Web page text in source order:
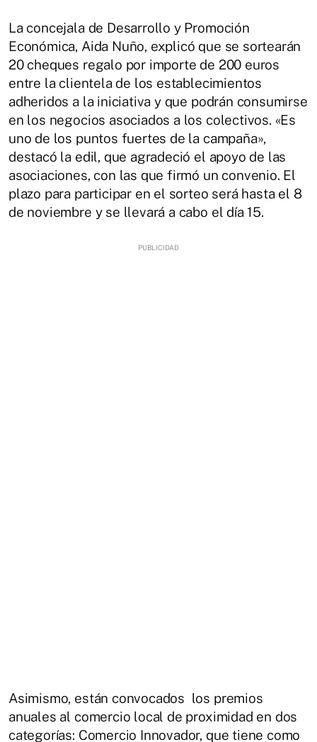
La concejala de Desarrollo y Promoción
Económica, Aida Nuño, explicó que se sortearán
20 cheques regalo por importe de 200 euros
entre la clientela de los establecimientos
adheridos a la iniciativa y que podrán consumirse
en los negocios asociados a los colectivos. «Es
uno de los puntos fuertes de la campaña»,
destacó la edil, que agradeció el apoyo de las
asociaciones, con las que firmó un convenio. El
plazo para participar en el sorteo será hasta el 8
de noviembre y se llevará a cabo el día 15.
Asimismo, están convocados los premios
anuales al comercio local de proximidad en dos
categorías: Comercio Innovador, que tiene como